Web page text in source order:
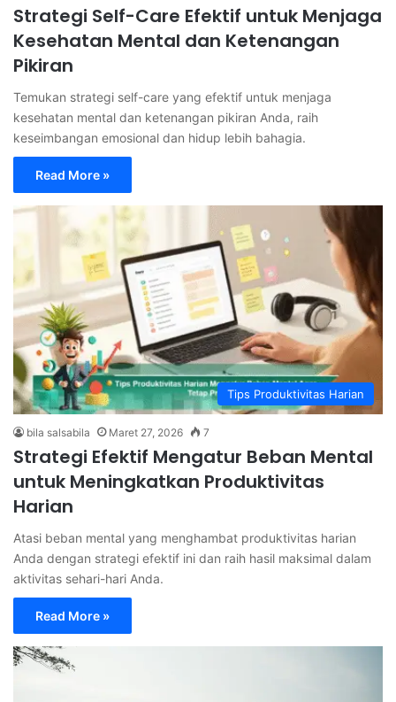
Strategi Self-Care Efektif untuk Menjaga
Kesehatan Mental dan Ketenangan
Pikiran
Temukan strategi self-care yang efektif untuk menjaga
kesehatan mental dan ketenangan pikiran Anda, raih
keseimbangan emosional dan hidup lebih bahagia.
Read More »
Tips Produktivitas Harian
bila salsabila Maret 27, 2026 7
Strategi Efektif Mengatur Beban Mental
untuk Meningkatkan Produktivitas
Harian
Atasi beban mental yang menghambat produktivitas harian
Anda dengan strategi efektif ini dan raih hasil maksimal dalam
aktivitas sehari-hari Anda.
Read More »